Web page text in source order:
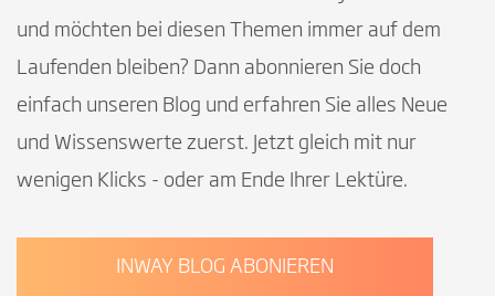
und möchten bei diesen Themen immer auf dem
Laufenden bleiben? Dann abonnieren Sie doch
einfach unseren Blog und erfahren Sie alles Neue
und Wissenswerte zuerst. Jetzt gleich mit nur
wenigen Klicks - oder am Ende Ihrer Lektüre.
INWAY BLOG ABONIEREN